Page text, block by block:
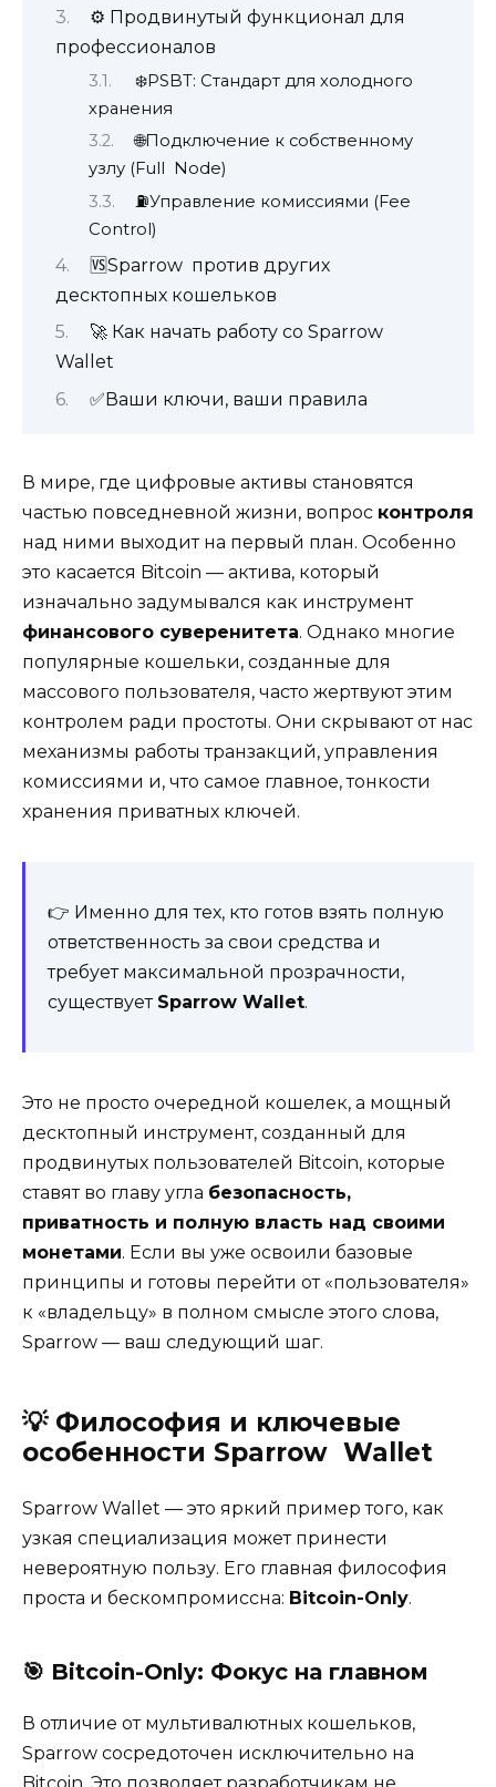
⚙️ Продвинутый функционал для
профессионалов
❄️PSBT: Стандарт для холодного
хранения
🌐Подключение к собственному
узлу (Full Node)
⛽Управление комиссиями (Fee
Control)
🆚Sparrow против других
десктопных кошельков
🚀 Как начать работу со Sparrow
Wallet
✅Ваши ключи, ваши правила
В мире, где цифровые активы становятся
частью повседневной жизни, вопрос контроля
над ними выходит на первый план. Особенно
это касается Bitcoin — актива, который
изначально задумывался как инструмент
финансового суверенитета. Однако многие
популярные кошельки, созданные для
массового пользователя, часто жертвуют этим
контролем ради простоты. Они скрывают от нас
механизмы работы транзакций, управления
комиссиями и, что самое главное, тонкости
хранения приватных ключей.
👉 Именно для тех, кто готов взять полную
ответственность за свои средства и
требует максимальной прозрачности,
существует Sparrow Wallet.
Это не просто очередной кошелек, а мощный
десктопный инструмент, созданный для
продвинутых пользователей Bitcoin, которые
ставят во главу угла безопасность,
приватность и полную власть над своими
монетами. Если вы уже освоили базовые
принципы и готовы перейти от «пользователя»
к «владельцу» в полном смысле этого слова,
Sparrow — ваш следующий шаг.
💡Философия и ключевые
особенности Sparrow Wallet
Sparrow Wallet — это яркий пример того, как
узкая специализация может принести
невероятную пользу. Его главная философия
проста и бескомпромиссна: Bitcoin-Only.
🎯 Bitcoin-Only: Фокус на главном
В отличие от мультивалютных кошельков,
Sparrow сосредоточен исключительно на